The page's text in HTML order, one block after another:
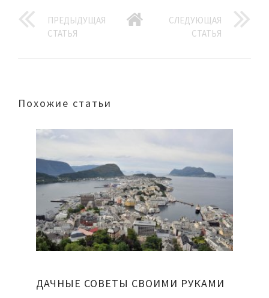
ПРЕДЫДУЩАЯ
СТАТЬЯ
СЛЕДУЮЩАЯ
СТАТЬЯ
Похожие статьи
ДАЧНЫЕ СОВЕТЫ СВОИМИ РУКАМИ